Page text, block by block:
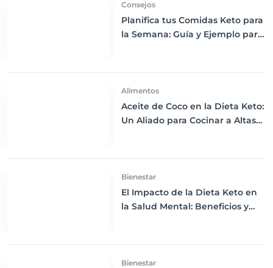
Consejos
Planifica tus Comidas Keto para
la Semana: Guía y Ejemplo para
Alimentos
Aceite de Coco en la Dieta Keto:
Un Aliado para Cocinar a Altas
Bienestar
El Impacto de la Dieta Keto en
la Salud Mental: Beneficios y
Bienestar